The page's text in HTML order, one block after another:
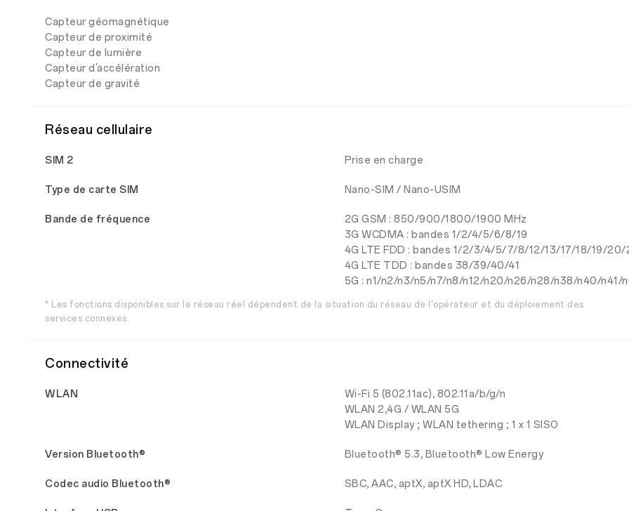
Capteur géomagnétique
Capteur de proximité
Capteur de lumière
Capteur d'accélération
Capteur de gravité
Réseau cellulaire
SIM 2 Prise en charge
Type de carte SIM Nano-SIM / Nano-USIM
Bande de fréquence
2G GSM : 850/900/1800/1900 MHz
3G WCDMA : bandes 1/2/4/5/6/8/19
4G LTE FDD : bandes 1/2/3/4/5/7/8/12/13/17/18/19/
4G LTE TDD : bandes 38/39/40/41
5G : n1/n2/n3/n5/n7/n8/n12/n20/n26/n28/n38/n40/n41/
* Les fonctions disponibles sur le réseau réel dépendent de la situation du réseau de l'opérateur et du déploiement des
services connexes.
Connectivité
WLAN
Wi-Fi 5 (802.11ac), 802.11a/b/g/n
WLAN 2,4G / WLAN 5G
WLAN Display ; WLAN tethering ; 1 x 1 SISO
Version Bluetooth® Bluetooth® 5.3, Bluetooth® Low Energy
Codec audio Bluetooth® SBC, AAC, aptX, aptX HD, LDAC